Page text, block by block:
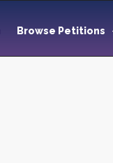
Browse Petitions